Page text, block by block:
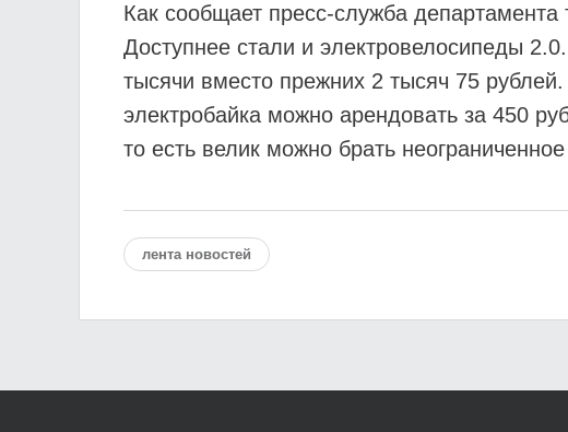
Как сообщает пресс-служба
Доступнее стали и электровелосипеды
тысячи вместо прежних 2 тысяч 75
электробайка можно арендовать за 450
то есть велик можно брать
лента новостей